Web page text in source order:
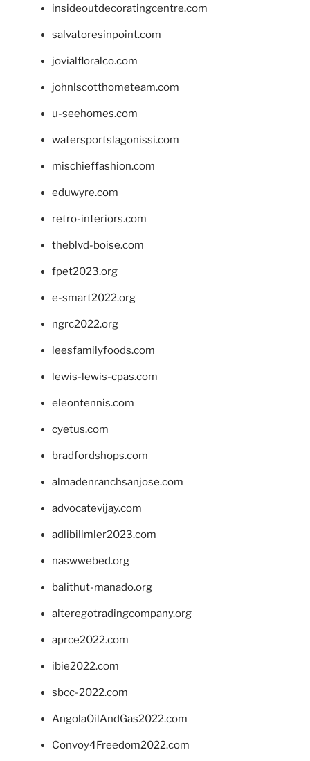
insideoutdecoratingcentre.com
salvatoresinpoint.com
jovialfloralco.com
johnlscotthometeam.com
u-seehomes.com
watersportslagonissi.com
mischieffashion.com
eduwyre.com
retro-interiors.com
theblvd-boise.com
fpet2023.org
e-smart2022.org
ngrc2022.org
leesfamilyfoods.com
lewis-lewis-cpas.com
eleontennis.com
cyetus.com
bradfordshops.com
almadenranchsanjose.com
advocatevijay.com
adlibilimler2023.com
naswwebed.org
balithut-manado.org
alteregotradingcompany.org
aprce2022.com
ibie2022.com
sbcc-2022.com
AngolaOilAndGas2022.com
Convoy4Freedom2022.com